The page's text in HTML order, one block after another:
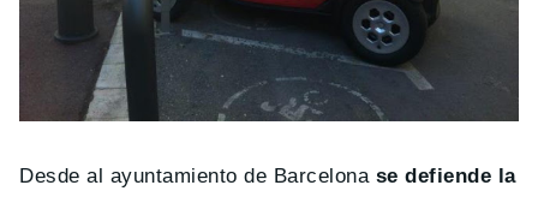
Desde al ayuntamiento de Barcelona se defiende la